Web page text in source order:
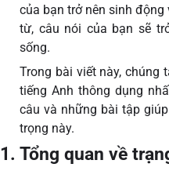
của bạn trở nên sinh
từ, câu nói của bạn sẽ
sống.
Trong bài viết này, chúng
tiếng Anh thông dụng
câu và những bài tập
trọng này.
1. Tổng quan về